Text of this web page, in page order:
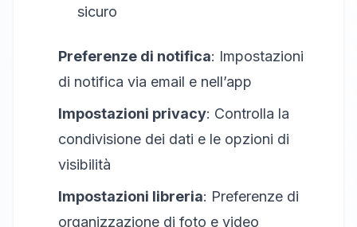
sicuro
Preferenze di notifica: Impostazioni
di notifica via email e nell’app
Impostazioni privacy: Controlla la
condivisione dei dati e le opzioni di
visibilità
Impostazioni libreria: Preferenze di
organizzazione di foto e video